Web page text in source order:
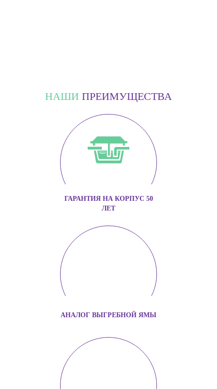
НАШИ ПРЕИМУЩЕСТВА
ГАРАНТИЯ НА КОРПУС 50
ЛЕТ
АНАЛОГ ВЫГРЕБНОЙ ЯМЫ